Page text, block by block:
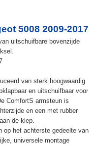
5008 2009-2017
uitschuifbare bovenzijde
van sterk hoogwaardig
en uitschuifbaar voor
ComfortS armsteun is
en een met rubber
de klep.
op het achterste gedeelte van
universele montage